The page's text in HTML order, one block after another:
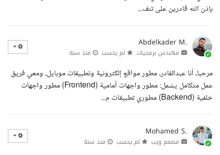
بإذن الله قادرين على تنف...
Abdelkader M.
مهندس برمجيات لم يحسب منذ سنة
مرحبا، أنا عبدالقادر، مطور مواقع إلكترونية وتطبيقات موبايل، ومعي فريق
عمل متكامل يشمل: مطور واجهات أمامية (Frontend) مطور واجهات
خلفية (Backend) مطوري تطبيقات م...
Mohamed S.
مصمم ويب لم يحسب منذ سنة